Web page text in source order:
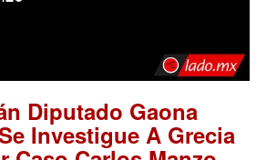
Diputado Gaona
Investigue A Grecia